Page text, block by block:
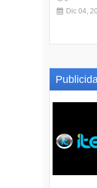
Dic 04,